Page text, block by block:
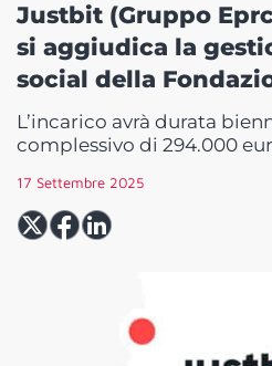
Justbit (Gruppo
si aggiudica la
social della
L’incarico avrà durata
complessivo di 294.000
17 Settembre 2025